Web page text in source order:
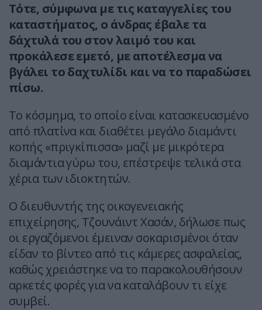
Τότε, σύμφωνα με τις καταγγελίες του
καταστήματος, ο άνδρας έβαλε τα
δάχτυλά του στον λαιμό του και
προκάλεσε εμετό, με αποτέλεσμα να
βγάλει το δαχτυλίδι και να το παραδώσει
πίσω.
Το κόσμημα, το οποίο είναι κατασκευασμένο
από πλατίνα και διαθέτει μεγάλο διαμάντι
κοπής «πριγκίπισσα» μαζί με μικρότερα
διαμάντια γύρω του, επέστρεψε τελικά στα
χέρια των ιδιοκτητών.
Ο διευθυντής της οικογενειακής
επιχείρησης, Τζουνάιντ Χασάν, δήλωσε πως
οι εργαζόμενοι έμειναν σοκαρισμένοι όταν
είδαν το βίντεο από τις κάμερες ασφαλείας,
καθώς χρειάστηκε να το παρακολουθήσουν
αρκετές φορές για να καταλάβουν τι είχε
συμβεί.